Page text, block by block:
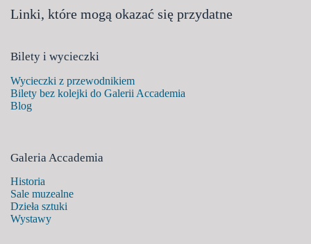
Linki, które mogą okazać się przydatne
Bilety i wycieczki
Wycieczki z przewodnikiem
Bilety bez kolejki do Galerii Accademia
Blog
Galeria Accademia
Historia
Sale muzealne
Dzieła sztuki
Wystawy